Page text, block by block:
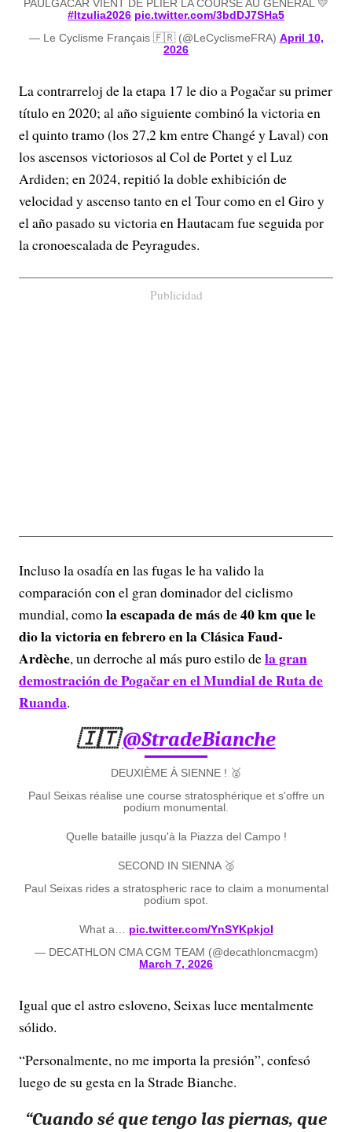
PAULGACAR VIENT DE PLIER LA COURSE AU GÉNÉRAL 💛
#Itzulia2026 pic.twitter.com/3bdDJ7SHa5
— Le Cyclisme Français 🇫🇷 (@LeCyclismeFRA) April 10,
2026
La contrarreloj de la etapa 17 le dio a Pogačar su primer
título en 2020; al año siguiente combinó la victoria en
el quinto tramo (los 27,2 km entre Changé y Laval) con
los ascensos victoriosos al Col de Portet y el Luz
Ardiden; en 2024, repitió la doble exhibición de
velocidad y ascenso tanto en el Tour como en el Giro y
el año pasado su victoria en Hautacam fue seguida por
la cronoescalada de Peyragudes.
Publicidad
Incluso la osadía en las fugas le ha valido la
comparación con el gran dominador del ciclismo
mundial, comola escapada de más de 40 km que le
dio la victoria en febrero en la Clásica Faud-
Ardèche, un derroche al más puro estilo dela gran
demostración de Pogačar en el Mundial de Ruta de
Ruanda.
🇮🇹@StradeBianche
DEUXIÈME À SIENNE ! 🥈
Paul Seixas réalise une course stratosphérique et s'offre un
podium monumental.
Quelle bataille jusqu'à la Piazza del Campo !
SECOND IN SIENNA 🥈
Paul Seixas rides a stratospheric race to claim a monumental
podium spot.
What a… pic.twitter.com/YnSYKpkjoI
— DECATHLON CMA CGM TEAM (@decathloncmacgm)
March 7, 2026
Igual que el astro esloveno, Seixas luce mentalmente
sólido.
“Personalmente, no me importa la presión”, confesó
luego de su gesta en la Strade Bianche.
“Cuando sé que tengo las piernas, que